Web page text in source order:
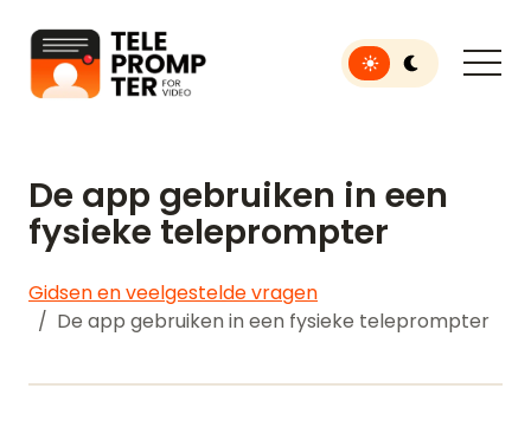
Teleprompter voor video
Toggle light or dark
De app gebruiken in een
fysieke teleprompter
Gidsen en veelgestelde vragen
De app gebruiken in een fysieke teleprompter